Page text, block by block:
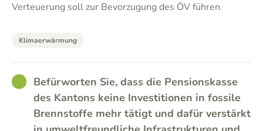
Verteuerung soll zur Bevorzugung des ÖV führen.
Klimaerwärmung
GOODBefürworten Sie, dass die Pensionskasse
des Kantons keine Investitionen in fossile
Brennstoffe mehr tätigt und dafür verstärkt